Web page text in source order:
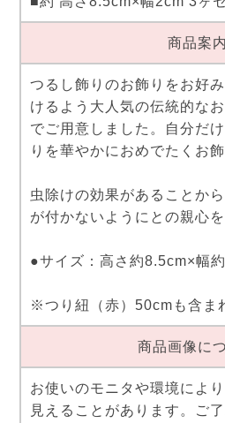
商品案内
つるし飾りのお飾りをお好
けるよう大人気の伝統的な
でご用意しました。自分だ
りを華やかにおめでたくお飾
虫除けの効果があることか
が付かないようにとの親心
●サイズ：高さ約8.5cm×幅
※つり紐（赤）50cmも含ま
商品画像に
お使いのモニタや環境によ
見えることがあります。ご了